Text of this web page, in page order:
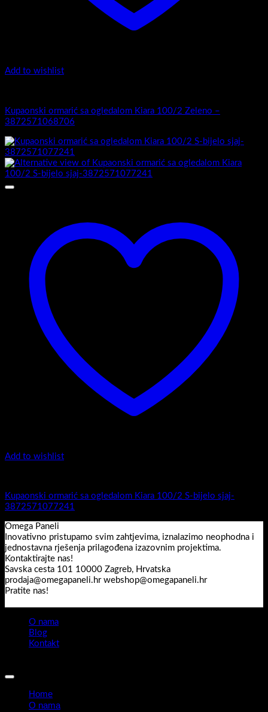
Add to wishlist
Kupaonski ormarić sa ogledalom Kiara 100/2 Zeleno –
3872571068706
Add to wishlist
Kupaonski ormarić sa ogledalom Kiara 100/2 S-bijelo sjaj-
3872571077241
Omega Paneli
Inovativno pristupamo svim zahtjevima, iznalazimo neophodna i
jednostavna rješenja prilagođena izazovnim projektima.
Kontaktirajte nas!
Savska cesta 101 10000 Zagreb, Hrvatska
prodaja@omegapaneli.hr webshop@omegapaneli.hr
Pratite nas!
O nama
Blog
Kontakt
Home
O nama